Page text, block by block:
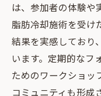
は、参加者の体験や
脂肪冷却施術を受け
結果を実感しており
います。定期的なフ
ためのワークショッ
コミュニティも形成